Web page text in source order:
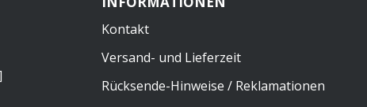
Kontakt
Versand- und Lieferzeit
Rücksende-Hinweise / Reklamationen